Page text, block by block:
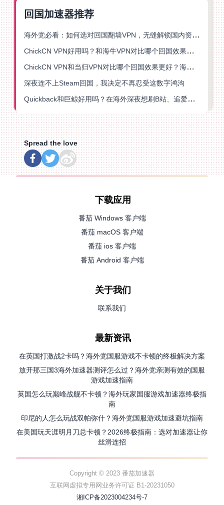
回国加速器推荐
海外党必看：如何选对回国翻墙VPN，无缝解锁国内资源？
ChickCN VPN好用吗？和海牛VPN对比哪个回国效果更好？
ChickCN VPN和当归VPN对比哪个回国效果更好？海外党亲测后选了它
深夜连不上Steam回国，我决定不再忍受这数字鸿沟
Quickback和巨鲸好用吗？在海外深夜想刷B站、追爱奇艺的你，或许正需要这份答案
Spread the love
下载应用
番茄 Windows 客户端
番茄 macOS 客户端
番茄 ios 客户端
番茄 Android 客户端
关于我们
联系我们
最新资讯
在英国打激战2卡吗？海外党国服游戏不卡顿的终极解决方案
放开那三国3海外加速器测评怎么过？海外党亲测有效的国服
游戏加速指南
英国怎么玩巅峰战舰不卡顿？海外玩家国服游戏加速器终极指
南
印尼的人怎么玩战双帕弥什？海外党国服游戏加速避坑指南
在美国玩天涯明月刀总卡顿？2026终极指南：选对加速器让你
丝滑连招
Copyright © 2023 番茄加速器
互联网虚拟专用网业务许可证 B1-20231050
湘ICP备2023004234号-7